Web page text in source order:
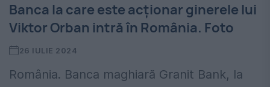
Banca la care este acționar ginerele lui
Viktor Orban intră în România. Foto
26 IULIE 2024
România. Banca maghiară Granit Bank, la